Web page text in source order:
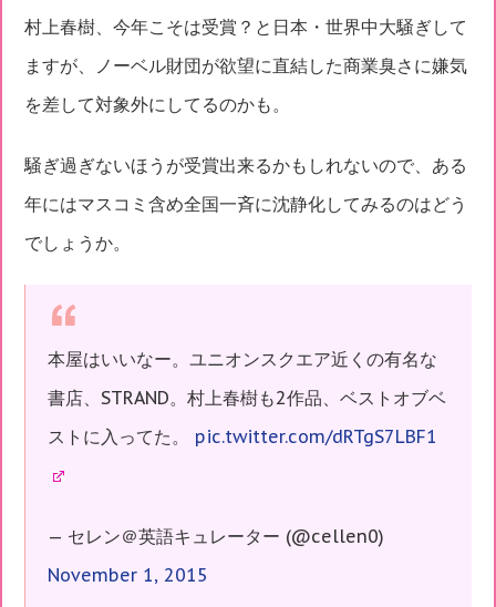
村上春樹、今年こそは受賞？と日本・世界中大騒ぎして
ますが、ノーベル財団が欲望に直結した商業臭さに嫌気
を差して対象外にしてるのかも。
騒ぎ過ぎないほうが受賞出来るかもしれないので、ある
年にはマスコミ含め全国一斉に沈静化してみるのはどう
でしょうか。
本屋はいいなー。ユニオンスクエア近くの有名な
書店、STRAND。村上春樹も2作品、ベストオブベ
ストに入ってた。 pic.twitter.com/dRTgS7LBF1
— セレン＠英語キュレーター (@cellen0)
November 1, 2015